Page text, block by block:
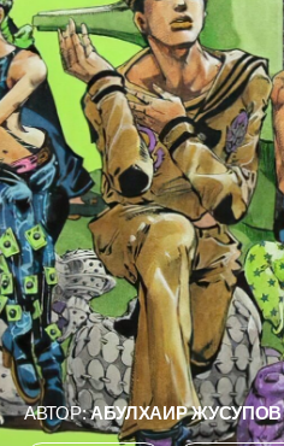
АВТОР:АБУЛХАИР ЖУСУПОВ